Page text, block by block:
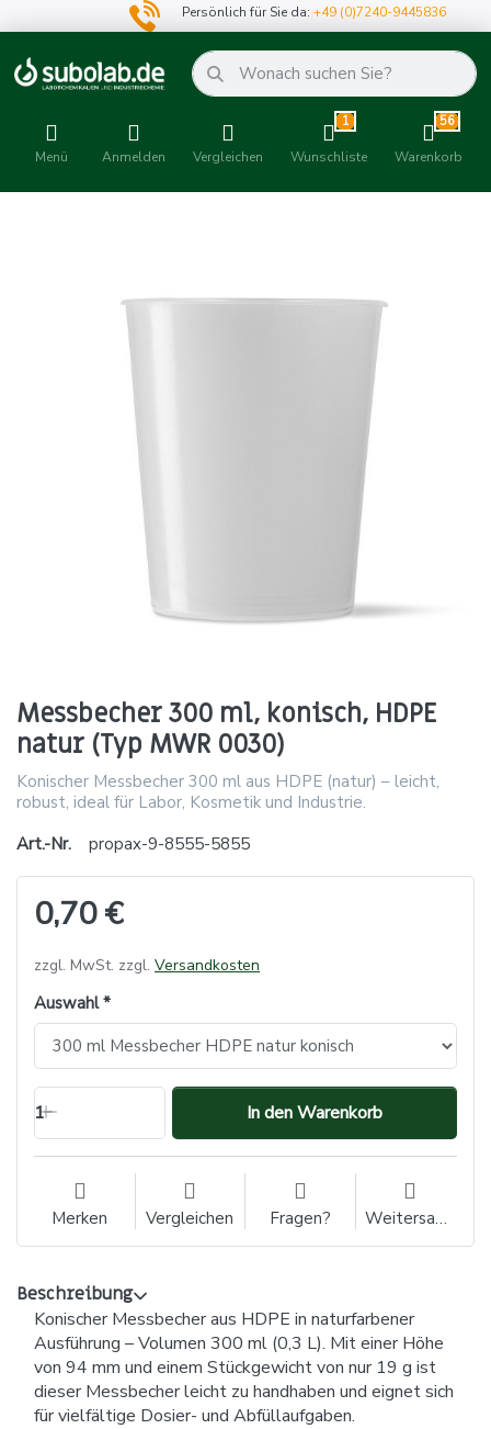
Persönlich für Sie da:+49 (0)7240-9445836
Menü Anmelden Vergleichen
1
Wunschliste
56
Warenkorb
Messbecher 300 ml, konisch, HDPE
natur (Typ MWR 0030)
Konischer Messbecher 300 ml aus HDPE (natur) – leicht,
robust, ideal für Labor, Kosmetik und Industrie.
Art.-Nr.
propax-9-8555-5855
0,70 €
zzgl. MwSt. zzgl. Versandkosten
Auswahl
1 In den Warenkorb
Merken Vergleichen Fragen? Weitersagen
Beschreibung
Konischer Messbecher aus HDPE in naturfarbener
Ausführung – Volumen 300 ml (0,3 L). Mit einer Höhe
von 94 mm und einem Stückgewicht von nur 19 g ist
dieser Messbecher leicht zu handhaben und eignet sich
für vielfältige Dosier- und Abfüllaufgaben.